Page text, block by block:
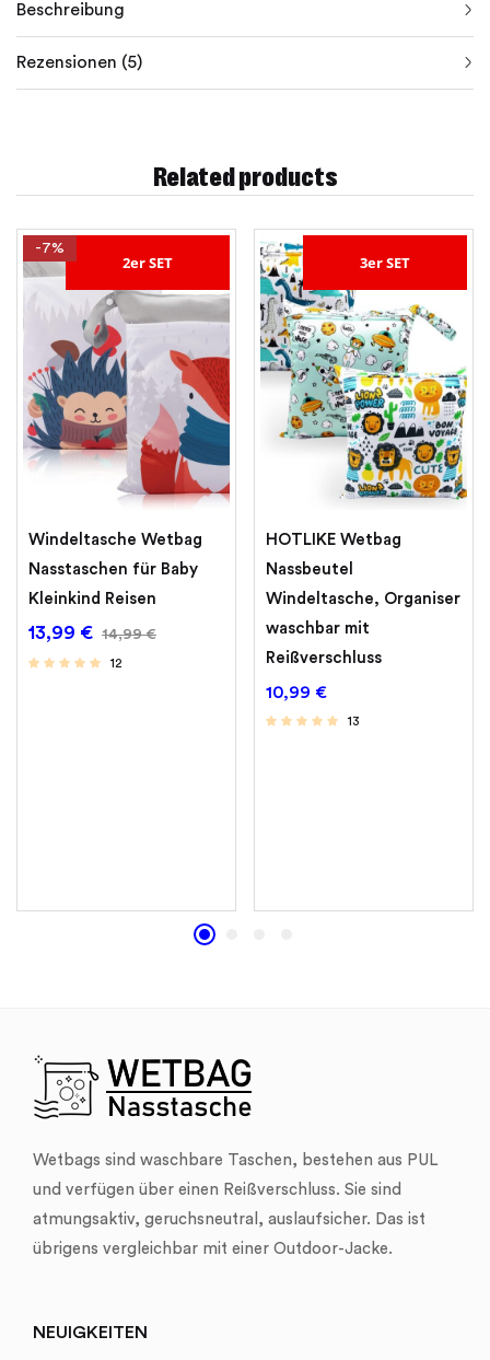
Beschreibung
Rezensionen (5)
Related products
2er SET
-7%
Windeltasche Wetbag
Nasstaschen für Baby
Kleinkind Reisen
13,99 € 14,99€
12
3er SET
HOTLIKE Wetbag
Nassbeutel
Windeltasche, Organiser
waschbar mit
Reißverschluss
10,99 €
13
Wetbags sind waschbare Taschen, bestehen aus PUL
und verfügen über einen Reißverschluss. Sie sind
atmungsaktiv, geruchsneutral, auslaufsicher. Das ist
übrigens vergleichbar mit einer Outdoor-Jacke.
NEUIGKEITEN